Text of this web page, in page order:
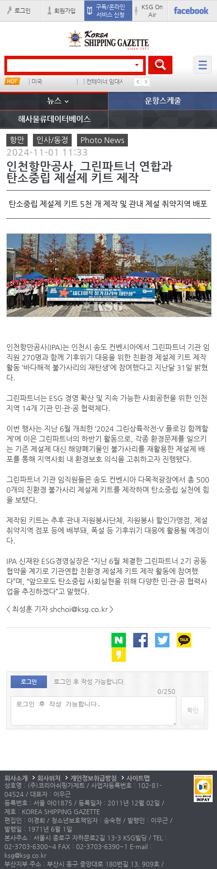
로그인 회원가입
구독/온라인
서비스 신청
KSG On
Air
미국 컨테이너 임대사 더블
뉴스 운항스케줄
해사물류데이터베이스
항만 인사/동정 Photo News
2024-11-01 11:33
인천항만공사, 그린파트너 연합과
탄소중립 제설제 키트 제작
탄소중립 제설제 키트 5천 개 제작 및 관내 제설 취약지역 배포
인천항만공사(IPA)는 인천시 송도 컨벤시아에서 그린파트너 기관 임
직원 270명과 함께 기후위기 대응을 위한 친환경 제설제 키트 제작
활동 ‘바다해적 불가사리의 재탄생’에 참여했다고 지난달 31일 밝혔
다.
그린파트너는 ESG 경영 확산 및 지속 가능한 사회공헌을 위한 인천
지역 14개 기관 민·관·공 협력체다.
이번 행사는 지난 6월 개최한 ‘2024 그린상륙작전-V 플로깅 함께할
게’에 이은 그린파트너의 하반기 활동으로, 각종 환경문제를 일으키
는 기존 제설제 대신 해양폐기물인 불가사리를 재활용한 제설제 배
포를 통해 지역사회 내 환경보호 의식을 고취하고자 진행됐다.
그린파트너 기관 임직원들은 송도 컨벤시아 다목적광장에서 총 500
0개의 친환경 불가사리 제설제 키트를 제작하며 탄소중립 실천에 힘
을 보탰다.
제작된 키트는 추후 관내 자원봉사단체, 자원봉사 할인가맹점, 제설
취약지역 점포 등에 배부돼, 폭설 등 기후위기 대응에 활용될 예정이
다.
IPA 신재완 ESG경영실장은 “지난 6월 체결한 그린파트너 2기 공동
협약을 계기로 기관연합 친환경 제설제 키트 제작 활동에 참여했
다”며, “앞으로도 탄소중립 사회실현을 위해 다양한 민·관·공 협력사
업을 추진하겠다”고 말했다.
< 최성훈 기자 shchoi@ksg.co.kr >
로그인
로그인 후 작성 가능합니다.
0/250
확인
회사소개 회사위치 개인정보취급방침
사이트맵
상호명 : (주)코리아쉬핑가제트 / 사업자등록번호 : 102-81-
04524 / 대표자 : 이우근
등록번호 : 서울 아01875 / 등록일자 : 2011년 12월 02일 /
제호 : KOREA SHIPPING GAZETTE
편집인 : 이경희 / 청소년보호책임자 : 송숙현 / 발행인 : 이우근 /
발행일 : 1971년 6월 1일
본사주소 : 서울시 종로구 자하문로2길 13-3 KSG빌딩 / TEL :
02-3703-6300~4 FAX : 02-3703-6390~1 E-mail :
ksg@ksg.co.kr
부산지부 주소 : 부산시 동구 중앙대로 180번길 13, 909호 /